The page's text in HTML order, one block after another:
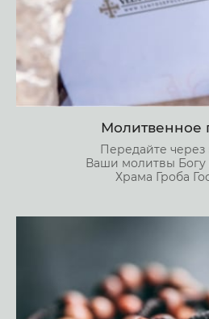
Молитвенное
Передайте через
Ваши молитвы Богу
Храма Гроба